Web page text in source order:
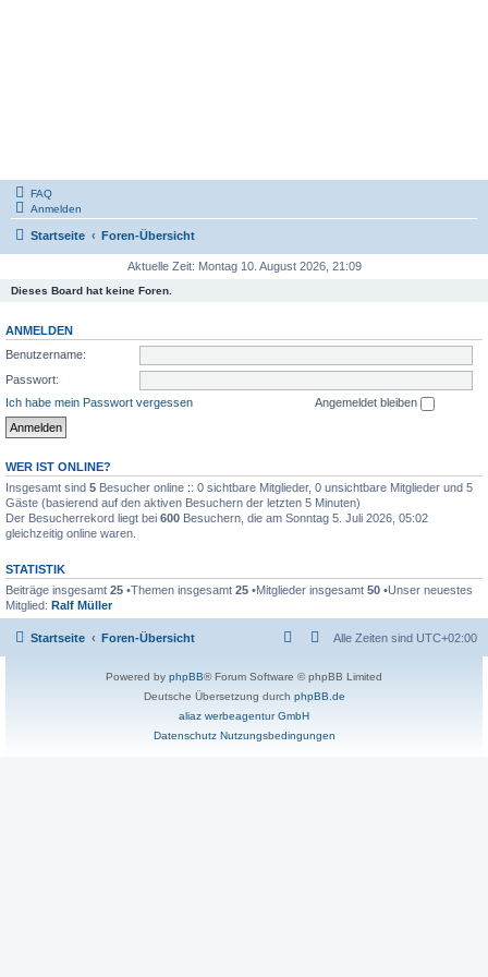
FAQ
Anmelden
Startseite Foren-Übersicht
Aktuelle Zeit: Montag 10. August 2026, 21:09
Dieses Board hat keine Foren.
ANMELDEN
Benutzername:
Passwort:
Ich habe mein Passwort vergessen
Angemeldet bleiben
WER IST ONLINE?
Insgesamt sind 5 Besucher online :: 0 sichtbare Mitglieder, 0 unsichtbare Mitglieder und 5
Gäste (basierend auf den aktiven Besuchern der letzten 5 Minuten)
Der Besucherrekord liegt bei 600 Besuchern, die am Sonntag 5. Juli 2026, 05:02
gleichzeitig online waren.
STATISTIK
Beiträge insgesamt 25 •Themen insgesamt 25 •Mitglieder insgesamt 50 •Unser neuestes
Mitglied: Ralf Müller
Startseite Foren-Übersicht Alle Zeiten sind UTC+02:00
Powered by phpBB® Forum Software © phpBB Limited
Deutsche Übersetzung durch phpBB.de
aliaz werbeagentur GmbH
Datenschutz Nutzungsbedingungen